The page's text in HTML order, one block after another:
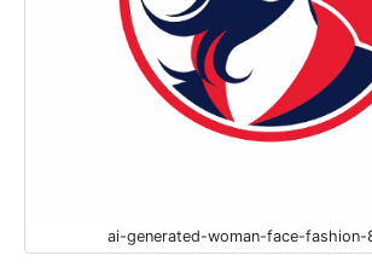
ai-generated-woman-face-fashion-